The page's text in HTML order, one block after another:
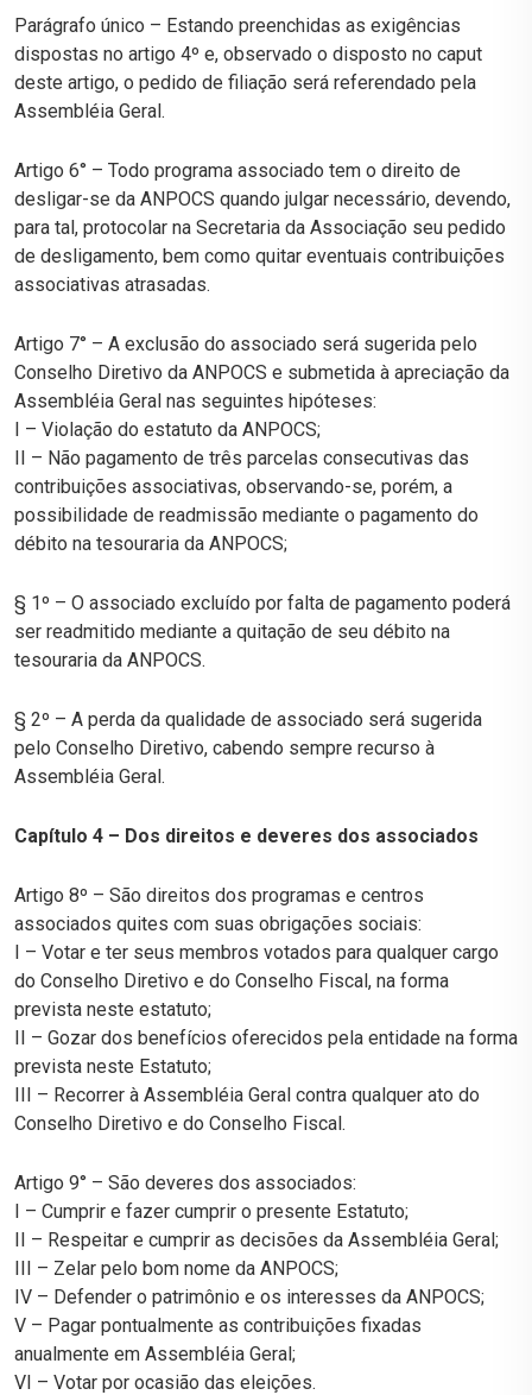
Parágrafo único – Estando preenchidas as exigências
dispostas no artigo 4º e, observado o disposto no caput
deste artigo, o pedido de filiação será referendado pela
Assembléia Geral.
Artigo 6° – Todo programa associado tem o direito de
desligar-se da ANPOCS quando julgar necessário, devendo,
para tal, protocolar na Secretaria da Associação seu pedido
de desligamento, bem como quitar eventuais contribuições
associativas atrasadas.
Artigo 7° – A exclusão do associado será sugerida pelo
Conselho Diretivo da ANPOCS e submetida à apreciação da
Assembléia Geral nas seguintes hipóteses:
I – Violação do estatuto da ANPOCS;
II – Não pagamento de três parcelas consecutivas das
contribuições associativas, observando-se, porém, a
possibilidade de readmissão mediante o pagamento do
débito na tesouraria da ANPOCS;
§ 1º – O associado excluído por falta de pagamento poderá
ser readmitido mediante a quitação de seu débito na
tesouraria da ANPOCS.
§ 2º – A perda da qualidade de associado será sugerida
pelo Conselho Diretivo, cabendo sempre recurso à
Assembléia Geral.
Capítulo 4 – Dos direitos e deveres dos associados
Artigo 8º – São direitos dos programas e centros
associados quites com suas obrigações sociais:
I – Votar e ter seus membros votados para qualquer cargo
do Conselho Diretivo e do Conselho Fiscal, na forma
prevista neste estatuto;
II – Gozar dos benefícios oferecidos pela entidade na forma
prevista neste Estatuto;
III – Recorrer à Assembléia Geral contra qualquer ato do
Conselho Diretivo e do Conselho Fiscal.
Artigo 9° – São deveres dos associados:
I – Cumprir e fazer cumprir o presente Estatuto;
II – Respeitar e cumprir as decisões da Assembléia Geral;
III – Zelar pelo bom nome da ANPOCS;
IV – Defender o patrimônio e os interesses da ANPOCS;
V – Pagar pontualmente as contribuições fixadas
anualmente em Assembléia Geral;
VI – Votar por ocasião das eleições.